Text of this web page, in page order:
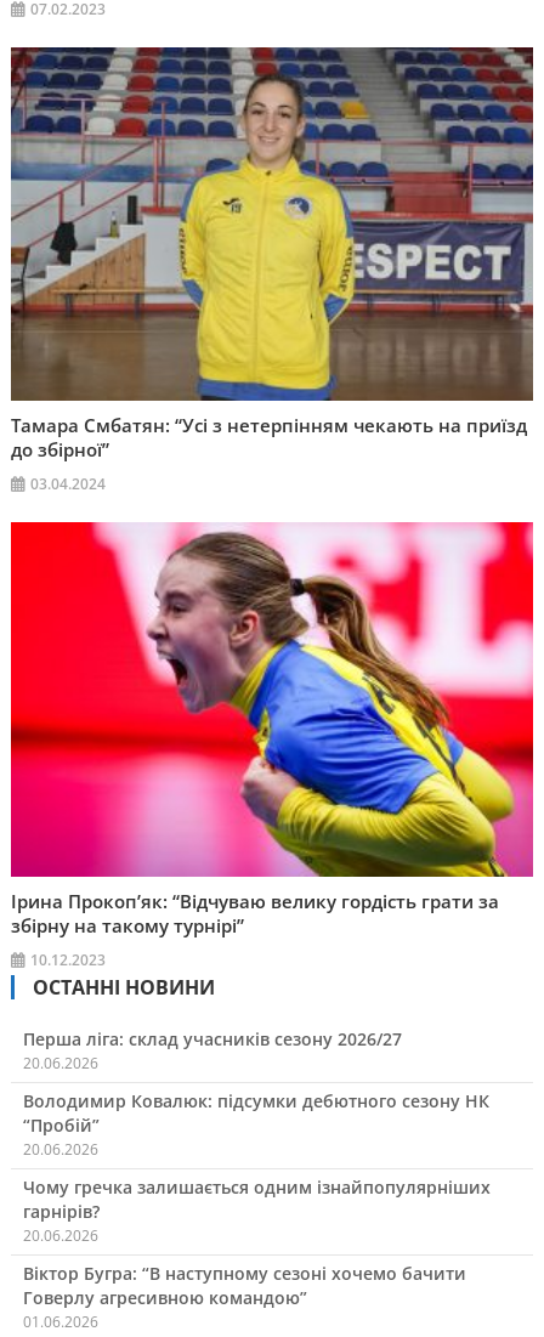
07.02.2023
Тамара Смбатян: “Усі з нетерпінням чекають на приїзд
до збірної”
03.04.2024
Ірина Прокоп’як: “Відчуваю велику гордість грати за
збірну на такому турнірі”
10.12.2023
ОСТАННІ НОВИНИ
Перша ліга: склад учасників сезону 2026/27
20.06.2026
Володимир Ковалюк: підсумки дебютного сезону НК
“Пробій”
20.06.2026
Чому гречка залишається одним ізнайпопулярніших
гарнірів?
20.06.2026
Віктор Бугра: “В наступному сезоні хочемо бачити
Говерлу агресивною командою”
01.06.2026